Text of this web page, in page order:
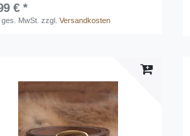
€ *
MwSt. zzgl.Versandkosten